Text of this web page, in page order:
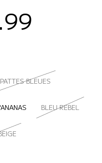
Prix
PATTES BLEUES
BLEU REBEL